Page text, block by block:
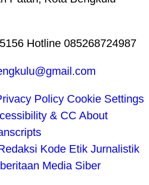
Hotline 085268724987
Policy Cookie Settings
& CC About
Kode Etik Jurnalistik
Media Siber